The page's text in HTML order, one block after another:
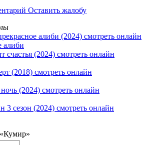
Оставить жалобу
алиби